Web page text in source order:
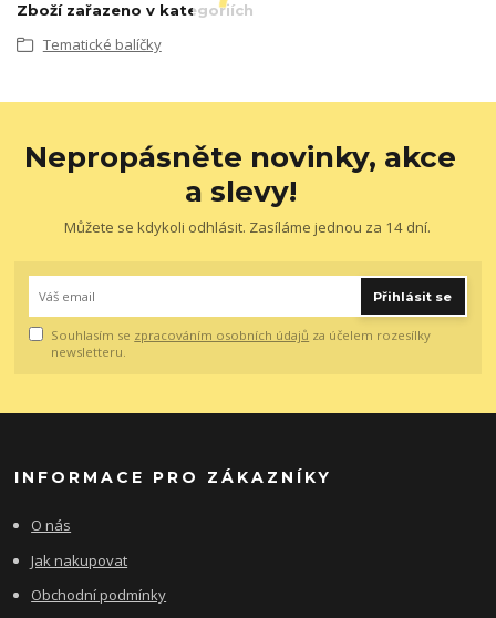
Zboží zařazeno v kategoriích
Tematické balíčky
Nepropásněte novinky, akce
a slevy!
Můžete se kdykoli odhlásit. Zasíláme jednou za 14 dní.
Přihlásit se
Souhlasím se zpracováním osobních údajů za účelem rozesílky
newsletteru.
INFORMACE PRO ZÁKAZNÍKY
O nás
Jak nakupovat
Obchodní podmínky